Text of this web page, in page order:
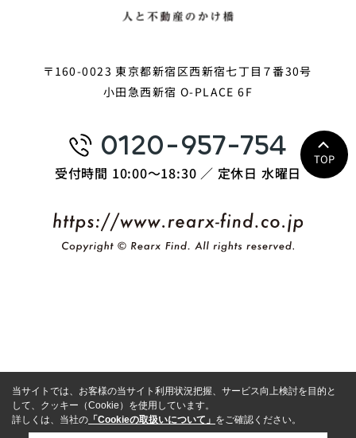
TOP
〒160-0023 東京都新宿区西新宿七丁目７番30号
小田急西新宿 O-PLACE 6F
0120-957-754
受付時間 10:00〜18:30 ／ 定休日 水曜日
当サイトでは、お客様の当サイト利用状況把握、サービス向上検討を目的と
して、クッキー（Cookie）を使用しています。
詳しくは、当社の 「Cookieの取扱いについて」 をご確認ください。